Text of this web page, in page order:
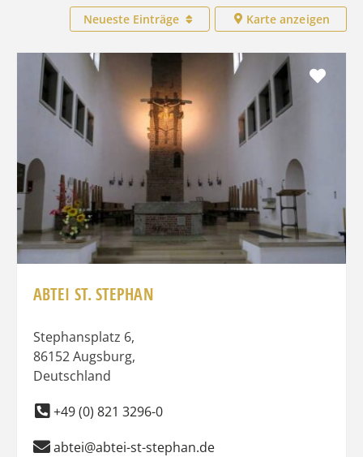
Neueste Einträge Karte anzeigen
ABTEI ST. STEPHAN
Stephansplatz 6,
86152Augsburg,
Deutschland
+49 (0) 821 3296-0
abtei@abtei-st-stephan.de